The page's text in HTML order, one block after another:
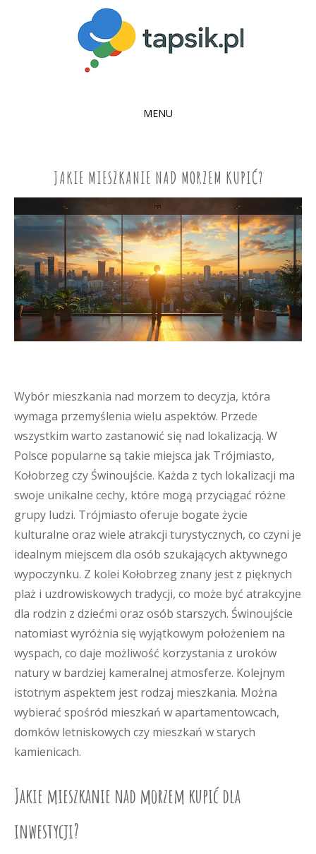
MENU
CONTENTJAKIE MIESZKANIE NAD MORZEM KUPIĆ?
Wybór mieszkania nad morzem to decyzja, która
wymaga przemyślenia wielu aspektów. Przede
wszystkim warto zastanowić się nad lokalizacją. W
Polsce popularne są takie miejsca jak Trójmiasto,
Kołobrzeg czy Świnoujście. Każda z tych lokalizacji ma
swoje unikalne cechy, które mogą przyciągać różne
grupy ludzi. Trójmiasto oferuje bogate życie
kulturalne oraz wiele atrakcji turystycznych, co czyni je
idealnym miejscem dla osób szukających aktywnego
wypoczynku. Z kolei Kołobrzeg znany jest z pięknych
plaż i uzdrowiskowych tradycji, co może być atrakcyjne
dla rodzin z dziećmi oraz osób starszych. Świnoujście
natomiast wyróżnia się wyjątkowym położeniem na
wyspach, co daje możliwość korzystania z uroków
natury w bardziej kameralnej atmosferze. Kolejnym
istotnym aspektem jest rodzaj mieszkania. Można
wybierać spośród mieszkań w apartamentowcach,
domków letniskowych czy mieszkań w starych
kamienicach.
Jakie mieszkanie nad morzem kupić dla
inwestycji?